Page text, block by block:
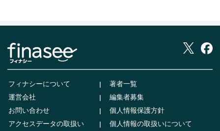
フィナシーについて
著者一覧
運営会社
編集者募集
お問い合わせ
個人情報保護方針
アクセスデータの取扱い
個人情報の取扱いについて